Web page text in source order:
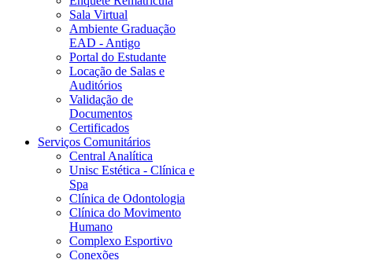
Sala Virtual
Ambiente Graduação
EAD - Antigo
Portal do Estudante
Locação de Salas e
Auditórios
Validação de
Documentos
Certificados
Serviços Comunitários
Central Analítica
Unisc Estética - Clínica e
Spa
Clínica de Odontologia
Clínica do Movimento
Humano
Complexo Esportivo
Conexões